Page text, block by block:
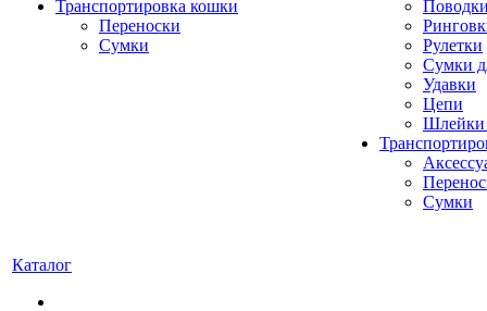
Транспортировка кошки
Переноски
Сумки
Рулетки
Сумки
Удавки
Цепи
Шлейки
Сумки
Каталог